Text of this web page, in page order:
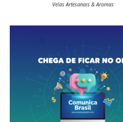
Velas Artesanais & Aromas